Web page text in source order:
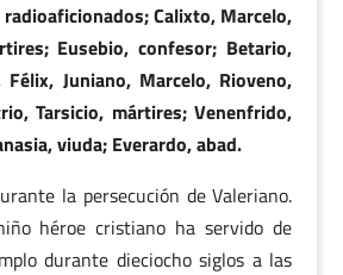
Calixto, Marcelo,
Eusebio, confesor; Betario,
Juniano, Marcelo, Rioveno,
Tarsicio, mártires; Venenfrido,
viuda; Everardo, abad.
la persecución de Valeriano.
héroe cristiano ha servido de
durante dieciocho siglos a las